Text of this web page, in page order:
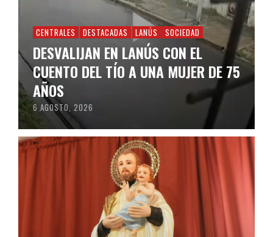
CENTRALES DESTACADAS LANÚS SOCIEDAD
DESVALIJAN EN LANÚS CON EL
CUENTO DEL TÍO A UNA MUJER DE 75
AÑOS
6 AGOSTO, 2026